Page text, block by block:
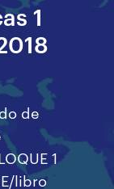
1
de
1
libro